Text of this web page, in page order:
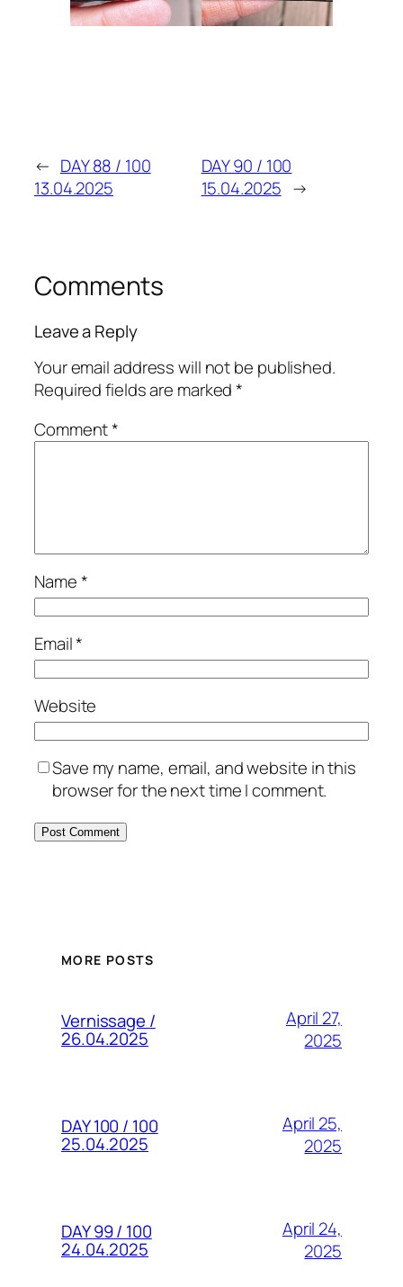
← DAY 88 / 100
13.04.2025
DAY 90 / 100
15.04.2025 →
Comments
Leave a Reply
Your email address will not be published.
Required fields are marked*
Comment*
Name*
Email*
Website
Save my name, email, and website in this
browser for the next time I comment.
MORE POSTS
Vernissage /
26.04.2025
April 27,
2025
DAY 100 / 100
25.04.2025
April 25,
2025
DAY 99 / 100
24.04.2025
April 24,
2025